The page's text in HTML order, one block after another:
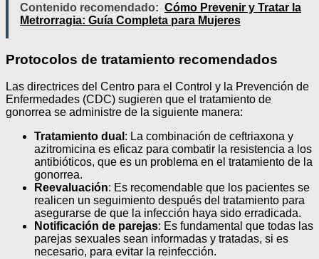
Contenido recomendado: Cómo Prevenir y Tratar la
Metrorragia: Guía Completa para Mujeres
Protocolos de tratamiento recomendados
Las directrices del Centro para el Control y la Prevención de
Enfermedades (CDC) sugieren que el tratamiento de
gonorrea se administre de la siguiente manera:
Tratamiento dual : La combinación de ceftriaxona y
azitromicina es eficaz para combatir la resistencia a los
antibióticos, que es un problema en el tratamiento de la
gonorrea.
Reevaluación: Es recomendable que los pacientes se
realicen un seguimiento después del tratamiento para
asegurarse de que la infección haya sido erradicada.
Notificación de parejas: Es fundamental que todas las
parejas sexuales sean informadas y tratadas, si es
necesario, para evitar la reinfección.